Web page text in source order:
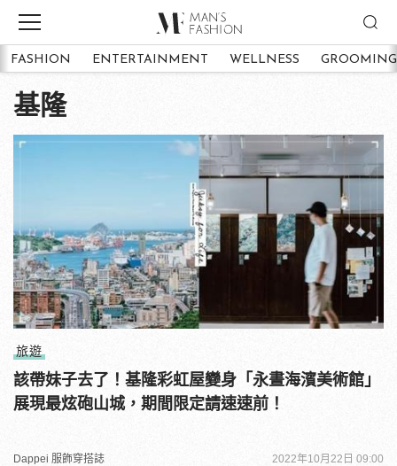
FASHION ENTERTAINMENT WELLNESS GROOMING
基隆
旅遊
該帶妹子去了！基隆彩虹屋變身「永晝海濱美術館」
展現最炫砲山城，期間限定請速速前！
Dappei 服飾穿搭誌 2022年10月22日 09:00